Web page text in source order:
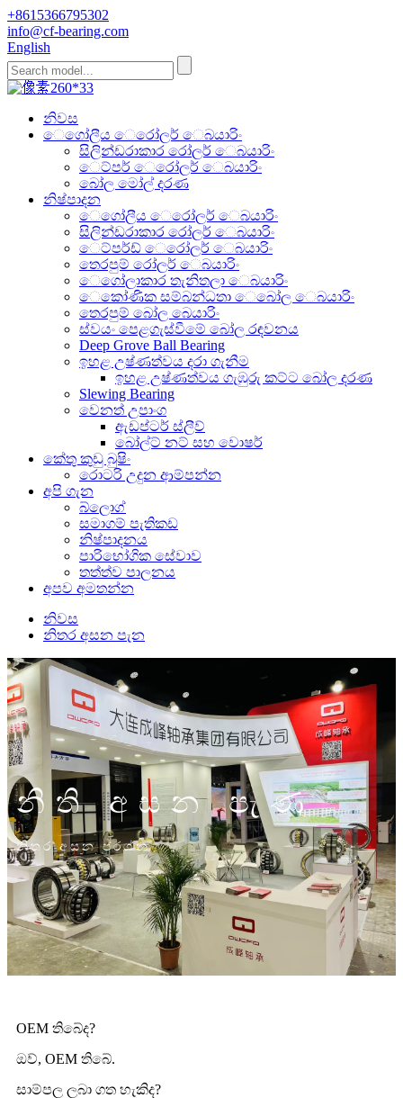
+8615366795302
info@cf-bearing.com
English
නිවස
ෙගෝලීය ෙරෝලර් ෙබයාරිං
සිලින්ඩරාකාර රෝලර් ෙබයාරිං
ෙට්පර් ෙරෝලර් ෙබයාරිං
බෝල මෝල් දරණ
නිෂ්පාදන
ෙගෝලීය ෙරෝලර් ෙබයාරිං
සිලින්ඩරාකාර රෝලර් ෙබයාරිං
ෙට්පර්ඩ් ෙරෝලර් ෙබයාරිං
තෙරපුම් රෝලර් ෙබයාරිං
ෙගෝලාකාර තැනිතලා ෙබයාරිං
ෙකෝණික සම්බන්ධතා ෙබෝල ෙබයාරිං
තෙරපුම් බෝල බෙයාරිං
ස්වයං පෙළගැස්වීමේ බෝල රඳවනය
Deep Grove Ball Bearing
ඉහළ උෂ්ණත්වය දරා ගැනීම
ඉහළ උෂ්ණත්වය ගැඹුරු කට්ට බෝල දරණ
Slewing Bearing
වෙනත් උපාංග
ඇඩප්ටර් ස්ලීව්
බෝල්ට් නට් සහ වොෂර්
කේතු කුඩු බුෂිං
රොටරි උදුන ආම්පන්න
අපි ගැන
බ්ලොග්
සමාගම් පැතිකඩ
නිෂ්පාදනය
පාරිභෝගික සේවාව
තත්ත්ව පාලනය
අපව අමතන්න
නිවස
නිතර අසන පැන
නිති අසන පැණ
නිතර අසන ප්රශ්න
OEM තිබේද?
ඔව්, OEM තිබේ.
සාම්පල ලබා ගත හැකිද?